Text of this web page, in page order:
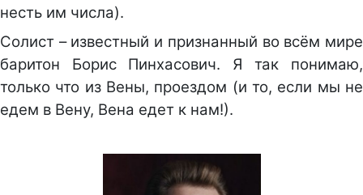
несть им числа).
Солист – известный и признанный во всём мире
баритон Борис Пинхасович. Я так понимаю,
только что из Вены, проездом (и то, если мы не
едем в Вену, Вена едет к нам!).